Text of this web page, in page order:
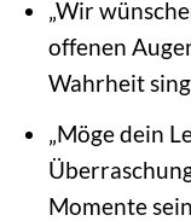
„Wir
offenen
Wahrheit
„Möge dein
Momente